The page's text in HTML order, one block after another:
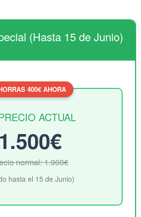
(Hasta 15 de Junio)
400€ AHORA
ACTUAL
1.500€
normal: 1.900€
hasta el 15 de Junio)